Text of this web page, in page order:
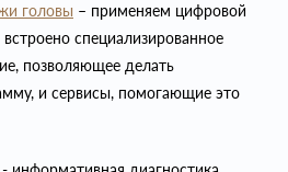
головы – применяем цифровой
специализированное
позволяющее делать
и сервисы, помогающие это